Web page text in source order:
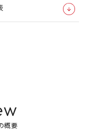
概要